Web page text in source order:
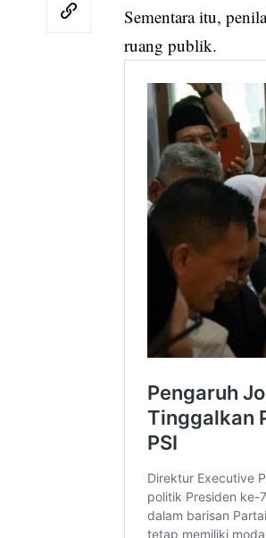
Sementara itu,
ruang publik.